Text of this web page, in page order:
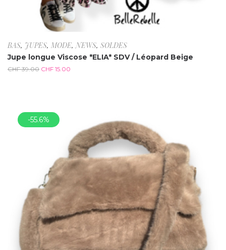
BAS, JUPES, MODE,NEWS, SOLDES
Jupe longue Viscose *ELIA* SDV / Léopard Beige
CHF39.00 CHF 15.00
-55.6%